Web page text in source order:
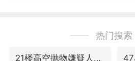
热门搜索
21楼高空抛物嫌疑人被拘留